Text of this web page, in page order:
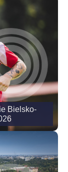
Bielsko-